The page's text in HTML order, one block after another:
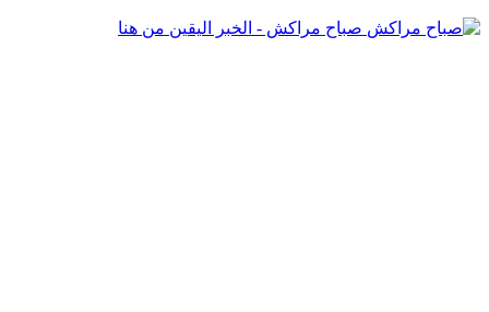
صباح مراكش - الخبر اليقين من هنا